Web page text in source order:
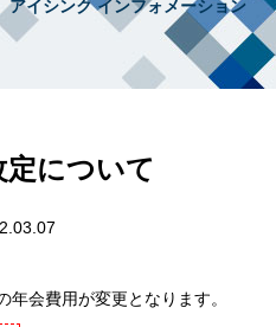
アイシンク インフォメーション
について
会費用が変更となります。